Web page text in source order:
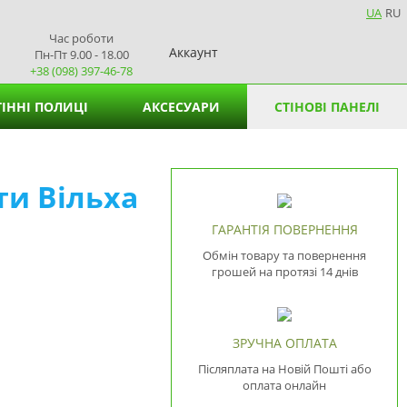
UA RU
Час роботи
Пн-Пт 9.00 - 18.00
+38 (098) 397-46-78
Аккаунт
ПОЛИЦІ АКСЕСУАРИ
Підставки для серветок
СТІНОВІ ПАНЕЛІ
Вільха
ГАРАНТІЯ ПОВЕРНЕННЯ
Обмін товару та повернення
грошей на протязі 14 днів
ЗРУЧНА ОПЛАТА
Післяплата на Новій Пошті або
оплата онлайн